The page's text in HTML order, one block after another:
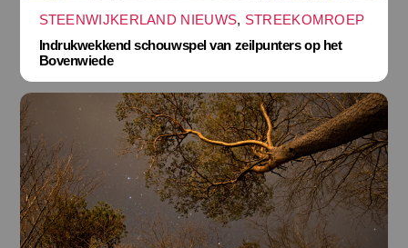
STEENWIJKERLAND NIEUWS, STREEKOMROEP
Indrukwekkend schouwspel van zeilpunters op het
Bovenwiede